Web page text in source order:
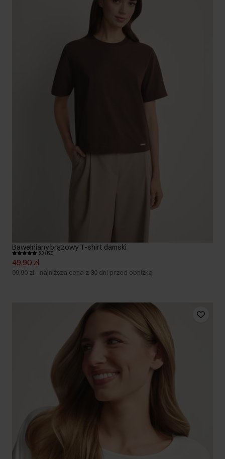
Bawełniany brązowy T-shirt damski
5.0 (193)
49,90 zł
99,90 zł - najniższa cena z 30 dni przed obniżką